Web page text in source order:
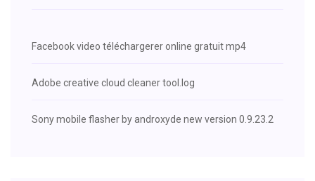
Facebook video téléchargerer online gratuit mp4
Adobe creative cloud cleaner tool.log
Sony mobile flasher by androxyde new version 0.9.23.2